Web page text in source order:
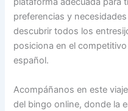
preferencias y
descubrir todos los
posiciona en el
español.
Acompáñanos en este
del bingo online, donde la